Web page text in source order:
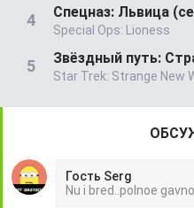
Спецназ: Львица
Special Ops: Lioness
Звёздный путь:
Star Trek: Strange New
Гость Serg
Nu i bred..polnoe